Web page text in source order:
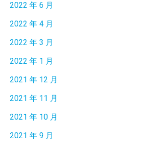
2022 年 6 月
2022 年 4 月
2022 年 3 月
2022 年 1 月
2021 年 12 月
2021 年 11 月
2021 年 10 月
2021 年 9 月